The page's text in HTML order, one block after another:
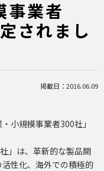
事業者
されまし
掲載日：2016.06.09
小規模事業者300社」
」は、革新的な製品開
性化、海外での積極的